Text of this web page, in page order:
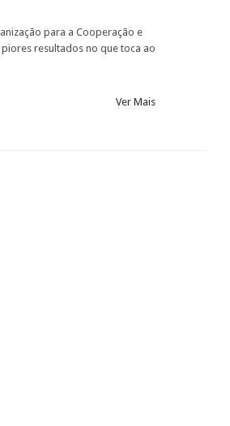
para a Cooperação e
resultados no que toca ao
Ver Mais